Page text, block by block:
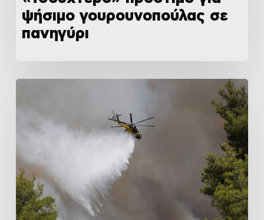
ψήσιμο γουρουνοπούλας σε
πανηγύρι